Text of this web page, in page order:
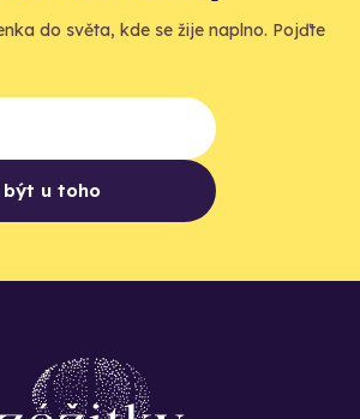
do světa, kde se žije naplno. Pojďte
být u toho